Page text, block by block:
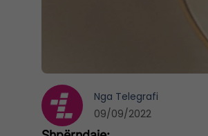
Nga Telegrafi
09/09/2022